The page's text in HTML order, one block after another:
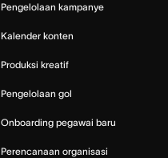
Pengelolaan kampanye
Kalender konten
Produksi kreatif
Pengelolaan gol
Onboarding pegawai baru
Perencanaan organisasi